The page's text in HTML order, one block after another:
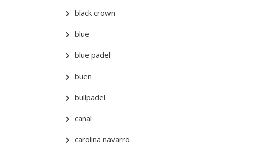
black crown
blue
blue padel
buen
bullpadel
canal
carolina navarro